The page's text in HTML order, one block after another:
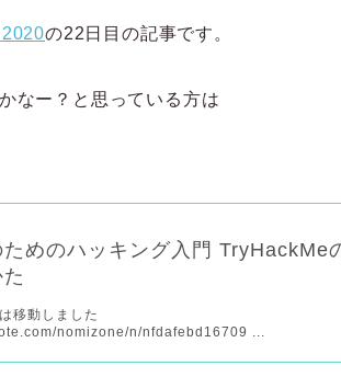
の22日目の記事です。
なー？と思っている方は
ためのハッキング入門 TryHackMe
移動しました
nomizone/n/nfdafebd16709 ...